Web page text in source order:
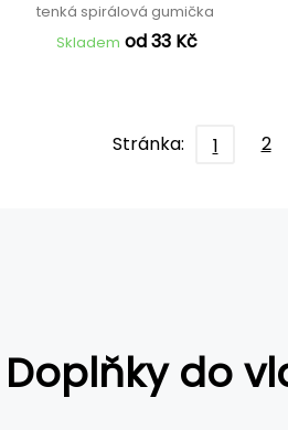
tenká spirálová gumička
Skladem od 33 Kč
Stránka: 1 2
Doplňky do